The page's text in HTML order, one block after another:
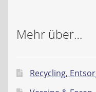
Mehr über…
Recycling,